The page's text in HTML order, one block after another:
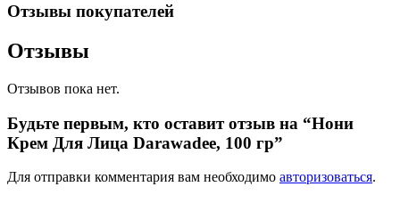
Отзывы покупателей
Отзывы
Отзывов пока нет.
Будьте первым, кто оставит отзыв на “Нони
Крем Для Лица Darawadee, 100 гр”
Для отправки комментария вам необходимо авторизоваться.